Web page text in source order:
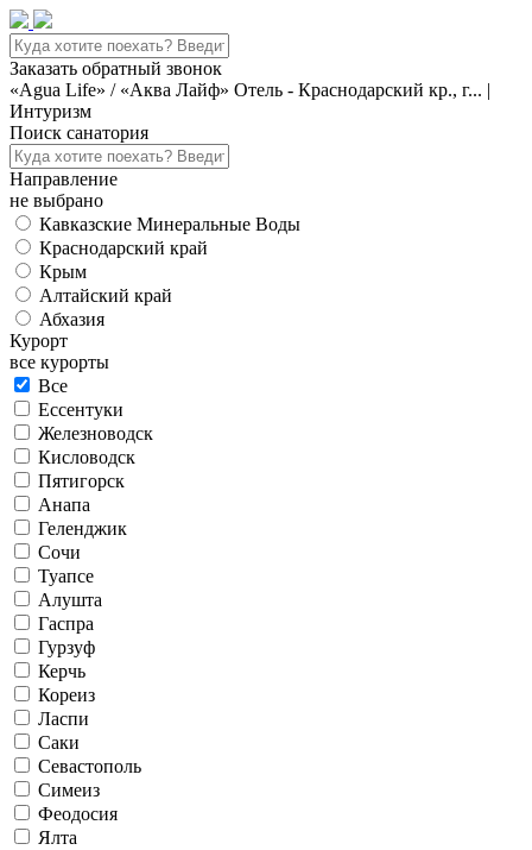
Заказать обратный звонок
«Agua Life» / «Аква Лайф» Отель - Краснодарский кр., г... |
Интуризм
Поиск санатория
Направление
не выбрано
Кавказские Минеральные Воды
Краснодарский край
Крым
Алтайский край
Абхазия
Курорт
все курорты
Все
Ессентуки
Железноводск
Кисловодск
Пятигорск
Анапа
Геленджик
Сочи
Туапсе
Алушта
Гаспра
Гурзуф
Керчь
Кореиз
Ласпи
Саки
Севастополь
Симеиз
Феодосия
Ялта